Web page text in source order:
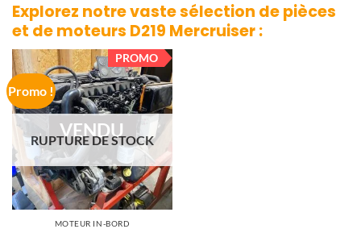
Explorez notre vaste sélection de pièces
et de moteurs D219 Mercruiser:
Promo !
VENDU
PROMO
RUPTURE DE STOCK
MOTEUR IN-BORD